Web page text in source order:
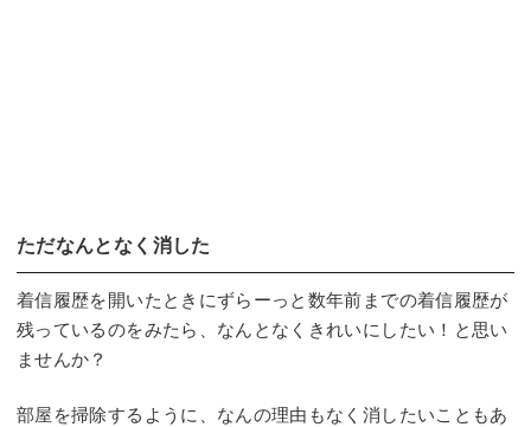
ただなんとなく消した
着信履歴を開いたときにずらーっと数年前までの着信履歴が
残っているのをみたら、なんとなくきれいにしたい！と思い
ませんか？
部屋を掃除するように、なんの理由もなく消したいこともあ